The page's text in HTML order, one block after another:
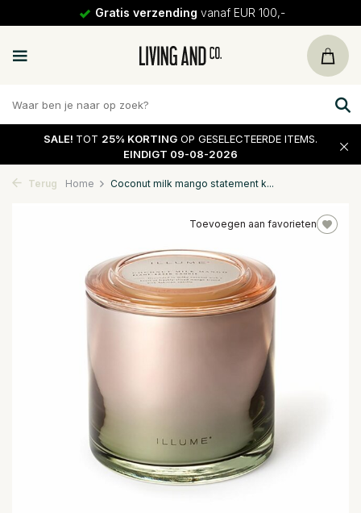
Gratis verzending vanaf EUR 100,-
SALE! TOT 25% KORTING OP GESELECTEERDE ITEMS.
EINDIGT 09-08-2026
Terug Home Coconut milk mango statement k...
Toevoegen aan favorieten